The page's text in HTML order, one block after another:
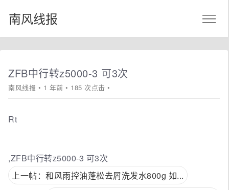
南风线报
ZFB中行转z5000-3 可3次
南风线报 • 1 年前 • 185 次点击 •
Rt
,ZFB中行转z5000-3 可3次
上一帖：和风雨控油蓬松去屑洗发水800g 如...